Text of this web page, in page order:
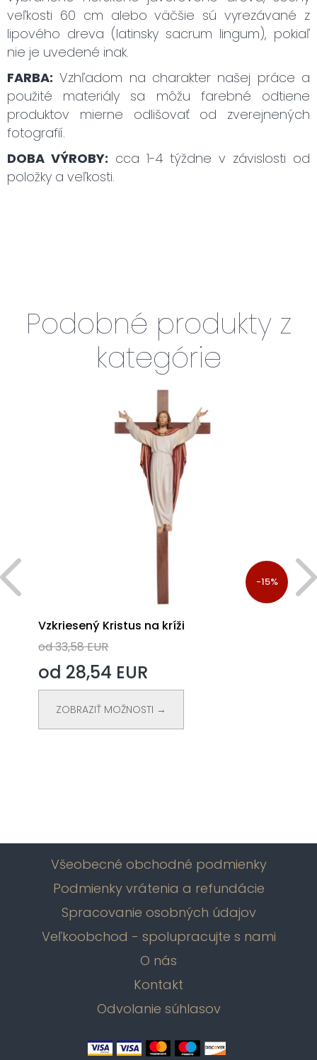
veľkosti 60 cm alebo väčšie sú vyrezávané z
lipového dreva (latinsky sacrum lingum), pokiaľ
nie je uvedené inak.
FARBA: Vzhľadom na charakter našej práce a
použité materiály sa môžu farebné odtiene
produktov mierne odlišovať od zverejnených
fotografií.
DOBA VÝROBY: cca 1-4 týždne v závislosti od
položky a veľkosti.
Podobné produkty z
kategórie
-15%
Vzkriesený Kristus na kríži
od 33,58 EUR
od 28,54 EUR
ZOBRAZIŤ MOŽNOSTI →
Všeobecné obchodné podmienky
Podmienky vrátenia a refundácie
Spracovanie osobných údajov
Veľkoobchod - spolupracujte s nami
O nás
Kontakt
Odvolanie súhlasov